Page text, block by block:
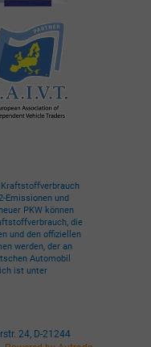
Emissionen und
PKW können
die
und den offiziellen
werden, der an
Automobil
ist unter
24, D-21244